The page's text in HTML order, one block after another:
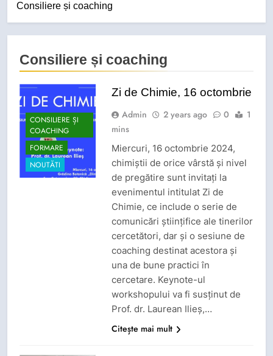
Consiliere și coaching
Consiliere și coaching
CONSILIERE ȘI
COACHING
FORMARE
NOUTĂTI
Zi de Chimie, 16 octombrie
Admin 2 years ago 0
1
mins
Miercuri, 16 octombrie 2024,
chimiștii de orice vârstă și nivel
de pregătire sunt invitați la
evenimentul intitulat Zi de
Chimie, ce include o serie de
comunicări științifice ale tinerilor
cercetători, dar și o sesiune de
coaching destinat acestora și
una de bune practici în
cercetare. Keynote-ul
workshopului va fi susținut de
Prof. dr. Laurean Ilieș,…
Citește mai mult